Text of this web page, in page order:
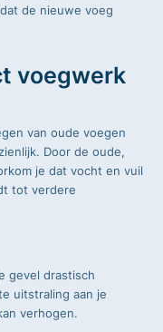
de nieuwe voeg
voegwerk
van oude voegen
Door de oude,
je dat vocht en vuil
tot verdere
gevel drastisch
uitstraling aan je
verhogen.